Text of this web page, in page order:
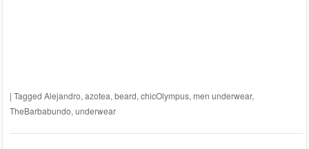
| Tagged Alejandro, azotea, beard, chicOlympus, men underwear,
TheBarbabundo, underwear